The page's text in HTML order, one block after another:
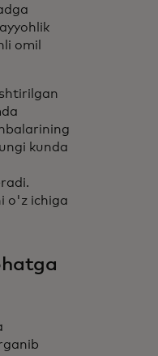
omil
kunda
o'z ichiga